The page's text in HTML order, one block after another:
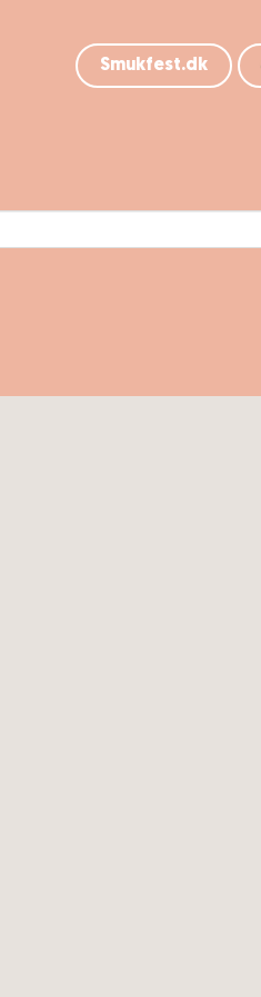
Smukfest.dk